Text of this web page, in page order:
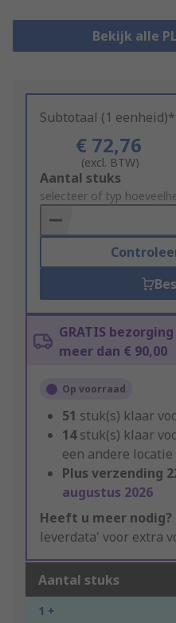
Bekijk alle
Subtotaal (1 eenheid)*
€ 72,76
(excl. BTW)
Add
to
Basket
Aantal stuks
selecteer of typ
GRATIS
meer dan € 90,00
Op voorraad
51 stuk(s) klaar
14stuk(s) klaar
een andere locatie
Plus verzending
augustus 2026
Heeft u meer nodig?
leverdata' voor extra
Aantal stuks
1 +